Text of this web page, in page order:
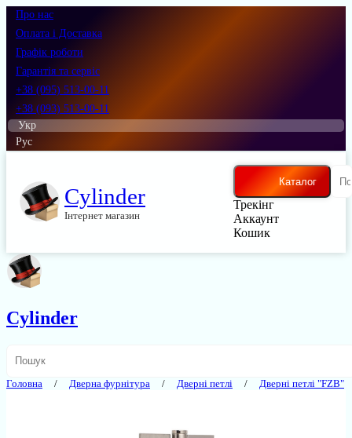
Про нас
Оплата і Доставка
Графік роботи
Гарантія та сервіс
+38 (095) 513-00-11
+38 (093) 513-00-11
Укр
Рус
Cylinder
Інтернет магазин
Каталог
Трекінг
Аккаунт
Кошик
Cylinder
Головна Дверна фурнітура Дверні петлі Дверні петлі "FZB"